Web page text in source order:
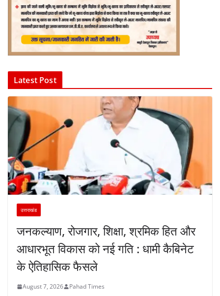
Latest Post
उत्तराखंड
जनकल्याण, रोजगार, शिक्षा, श्रमिक हित और
आधारभूत विकास को नई गति : धामी कैबिनेट
के ऐतिहासिक फैसले
August 7, 2026 Pahad Times